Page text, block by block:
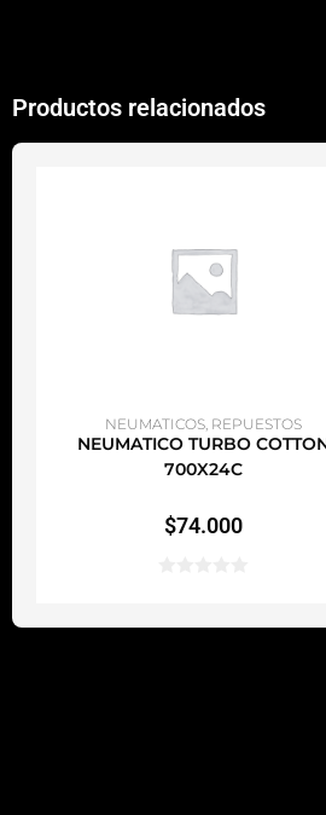
Productos relacionados
AÑADIR AL CARRITO
NEUMATICOS, REPUESTOS
NEUMATICO TURBO
700X24C
$74.000